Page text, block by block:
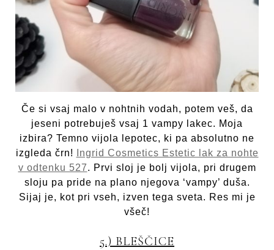
Če si vsaj malo v nohtnih vodah, potem veš, da
jeseni potrebuješ vsaj 1 vampy lakec. Moja
izbira? Temno vijola lepotec, ki pa absolutno ne
izgleda črn!
Ingrid Cosmetics Estetic lak za nohte
v odtenku 527. Prvi sloj je bolj vijola, pri drugem
sloju pa pride na plano njegova ‘vampy’ duša.
Sijaj je, kot pri vseh, izven tega sveta. Res mi je
všeč!
5.) BLEŠČICE